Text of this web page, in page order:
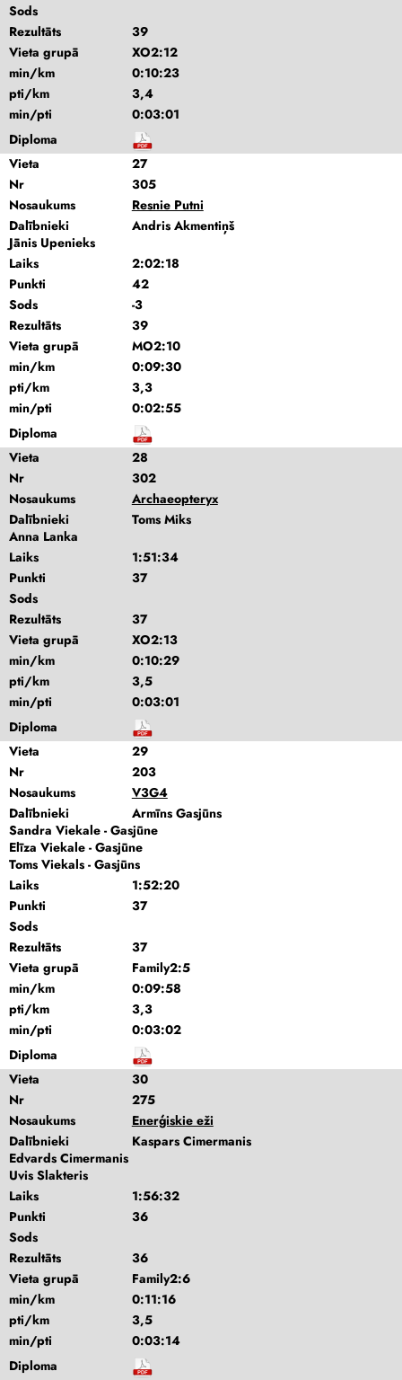
Sods
Rezultāts
39
Vieta grupā
XO2:12
min/km
0:10:23
pti/km
3,4
min/pti
0:03:01
Diploma
Vieta
27
Nr
305
Nosaukums
Resnie Putni
Dalībnieki
Andris Akmentiņš
Jānis Upenieks
Laiks
2:02:18
Punkti
42
Sods
-3
Rezultāts
39
Vieta grupā
MO2:10
min/km
0:09:30
pti/km
3,3
min/pti
0:02:55
Diploma
Vieta
28
Nr
302
Nosaukums
Archaeopteryx
Dalībnieki
Toms Miks
Anna Lanka
Laiks
1:51:34
Punkti
37
Sods
Rezultāts
37
Vieta grupā
XO2:13
min/km
0:10:29
pti/km
3,5
min/pti
0:03:01
Diploma
Vieta
29
Nr
203
Nosaukums
V3G4
Dalībnieki
Armīns Gasjūns
Sandra Viekale - Gasjūne
Elīza Viekale - Gasjūne
Toms Viekals - Gasjūns
Laiks
1:52:20
Punkti
37
Sods
Rezultāts
37
Vieta grupā
Family2:5
min/km
0:09:58
pti/km
3,3
min/pti
0:03:02
Diploma
Vieta
30
Nr
275
Nosaukums
Enerģiskie eži
Dalībnieki
Kaspars Cimermanis
Edvards Cimermanis
Uvis Slakteris
Laiks
1:56:32
Punkti
36
Sods
Rezultāts
36
Vieta grupā
Family2:6
min/km
0:11:16
pti/km
3,5
min/pti
0:03:14
Diploma